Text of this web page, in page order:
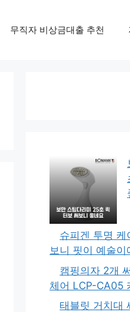
무직자 비상금대출 추천
슈피겐 투명 케
보니 핏이 예술이
캠핑의자 2개
체어 LCP-CA05
태블릿 거치대